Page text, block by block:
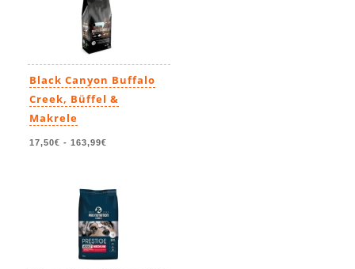
Black Canyon Buffalo
Creek, Büffel &
Makrele
17,50€ - 163,99€